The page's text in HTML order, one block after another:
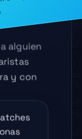
alguien
y con